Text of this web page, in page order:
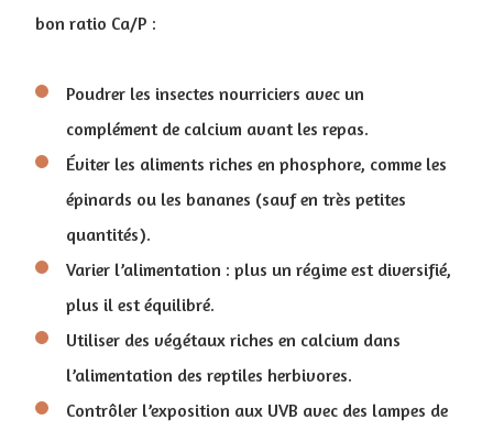
bon ratio Ca/P :
Poudrer les insectes nourriciers avec un
complément de calcium avant les repas.
Éviter les aliments riches en phosphore, comme les
épinards ou les bananes (sauf en très petites
quantités).
Varier l’alimentation : plus un régime est diversifié,
plus il est équilibré.
Utiliser des végétaux riches en calcium dans
l’alimentation des reptiles herbivores.
Contrôler l’exposition aux UVB avec des lampes de